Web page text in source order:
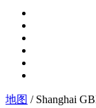
地图 / Shanghai